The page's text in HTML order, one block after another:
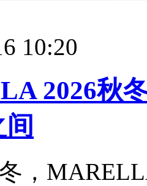
10:20
2026秋
，